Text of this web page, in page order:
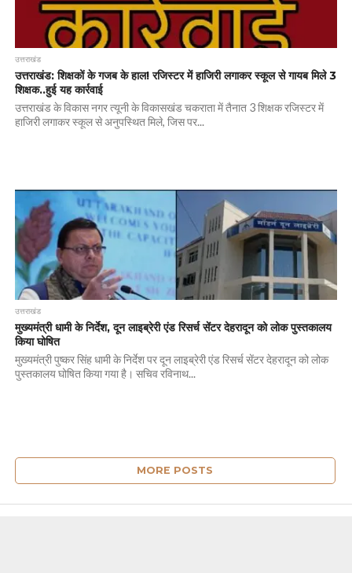
उत्तराखंड
उत्तराखंड: शिक्षकों के गजब के हाल! रजिस्टर में हाजिरी लगाकर स्कूल से गायब मिले 3
शिक्षक..हुई यह कार्रवाई
उत्तराखंड के विकास नगर त्यूनी के विकासखंड चकराता में तैनात 3 शिक्षक रजिस्टर में
हाजिरी लगाकर स्कूल से अनुपस्थित मिले, जिस पर...
उत्तराखंड
मुख्यमंत्री धामी के निर्देश, दून लाइब्रेरी एंड रिसर्च सेंटर देहरादून को लोक पुस्तकालय
किया घोषित
मुख्यमंत्री पुष्कर सिंह धामी के निर्देश पर दून लाइब्रेरी एंड रिसर्च सेंटर देहरादून को लोक
पुस्तकालय घोषित किया गया है। सचिव रविनाथ...
MORE POSTS